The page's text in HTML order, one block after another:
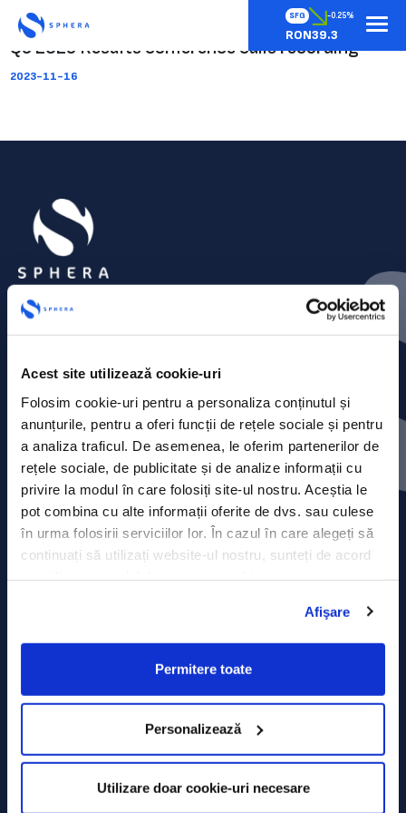
Acest site utilizează cookie-uri
Folosim cookie-uri pentru a personaliza conținutul și
anunțurile, pentru a oferi funcții de rețele sociale și pentru
a analiza traficul. De asemenea, le oferim partenerilor de
rețele sociale, de publicitate și de analize informații cu
privire la modul în care folosiți site-ul nostru. Aceștia le
pot combina cu alte informații oferite de dvs. sau culese
în urma folosirii serviciilor lor. În cazul în care alegeți să
continuați să utilizați website-ul nostru, sunteți de acord
Afişare
Permitere toate
Personalizează
Utilizare doar cookie-uri necesare
SFG -0.25%
RON39.3
Q3 2023 Results conference calls recording
2023-11-16
Press releases
Privacy Policy
Contact
Data Processing policy
Cookie policy